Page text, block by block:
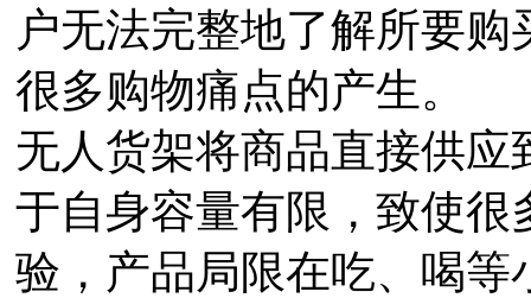
户无法完整地了解所要
很多购物痛点的产生。
无人货架将商品直接供
于自身容量有限，致使
验，产品局限在吃、喝